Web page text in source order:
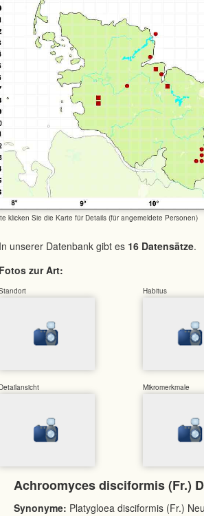
klicken Sie die Karte für Details (für angemeldete Personen)
unserer Datenbank gibt es 16 Datensätze.
zur Art:
Habitus
Mikromerkmale
Achroomyces disciformis (Fr.)
Synonyme: Platygloea disciformis (Fr.)